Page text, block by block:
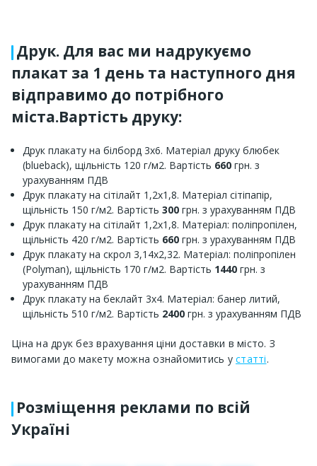
Друк. Для вас ми надрукуємо
плакат за 1 день та наступного дня
відправимо до потрібного
міста.Вартість друку:
Друк плакату на білборд 3х6. Матеріал друку блюбек
(blueback), щільність 120 г/м2. Вартість 660 грн. з
урахуванням ПДВ
Друк плакату на сітілайт 1,2х1,8. Матеріал сітіпапір,
щільність 150 г/м2. Вартість 300 грн. з урахуванням ПДВ
Друк плакату на сітілайт 1,2х1,8. Матеріал: поліпропілен,
щільність 420 г/м2. Вартість 660 грн. з урахуванням ПДВ
Друк плакату на скрол 3,14х2,32. Матеріал: поліпропілен
(Polyman), щільність 170 г/м2. Вартість 1440 грн. з
урахуванням ПДВ
Друк плакату на беклайт 3х4. Матеріал: банер литий,
щільність 510 г/м2. Вартість 2400 грн. з урахуванням ПДВ
Ціна на друк без врахування ціни доставки в місто. З
вимогами до макету можна ознайомитись у статті.
Розміщення реклами по всій
Україні